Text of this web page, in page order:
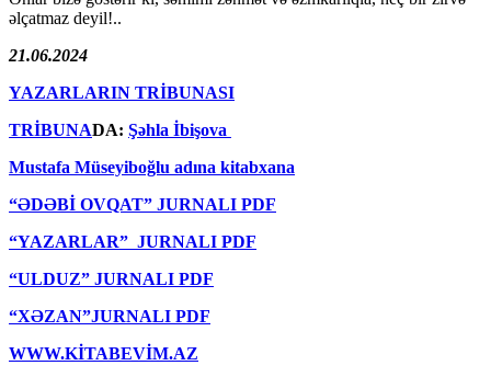
əlçatmaz deyil!..
21.06.2024
YAZARLARIN TRİBUNASI
TRİBUNADA: Şəhla İbişova
Mustafa Müseyiboğlu adına kitabxana
“ƏDƏBİ OVQAT” JURNALI PDF
“YAZARLAR” JURNALI PDF
“ULDUZ” JURNALI PDF
“XƏZAN”JURNALI PDF
WWW.KİTABEVİM.AZ